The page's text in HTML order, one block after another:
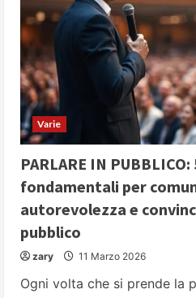
Varie
PARLARE IN
fondamentali per
autorevolezza e
pubblico
zary 11 Marzo 2026
Ogni volta che si prende la